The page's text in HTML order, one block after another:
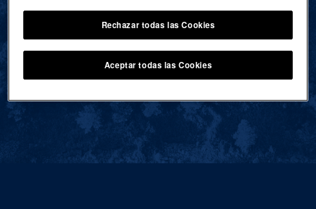
VOLVER AL INICIO
Rechazar todas las Cookies
Aceptar todas las Cookies